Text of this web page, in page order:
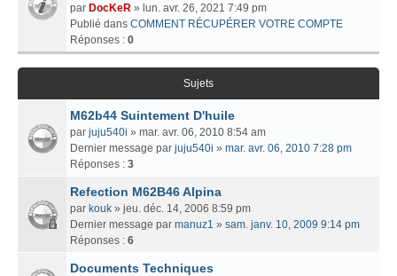
par DocKeR » lun. avr. 26, 2021 7:49 pm
Publié dans COMMENT RÉCUPÉRER VOTRE COMPTE
Réponses : 0
Sujets
M62b44 Suintement D'huile
par juju540i » mar. avr. 06, 2010 8:54 am
Dernier message par juju540i » mar. avr. 06, 2010 7:28 pm
Réponses : 3
Refection M62B46 Alpina
par kouk » jeu. déc. 14, 2006 8:59 pm
Dernier message par manuz1 » sam. janv. 10, 2009 9:14 pm
Réponses : 6
Documents Techniques